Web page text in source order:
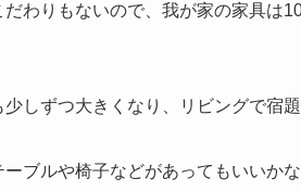
だわりもないので、我が家の家具は
しずつ大きくなり、リビングで宿
ブルや椅子などがあってもいいか